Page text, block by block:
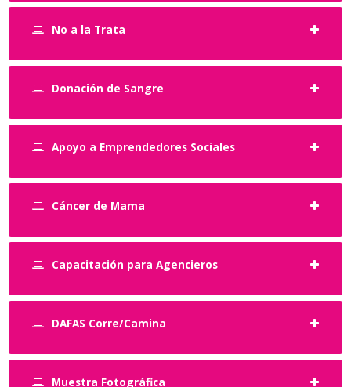
No a la Trata
Donación de Sangre
Apoyo a Emprendedores Sociales
Cáncer de Mama
Capacitación para Agencieros
DAFAS Corre/Camina
Muestra Fotográfica